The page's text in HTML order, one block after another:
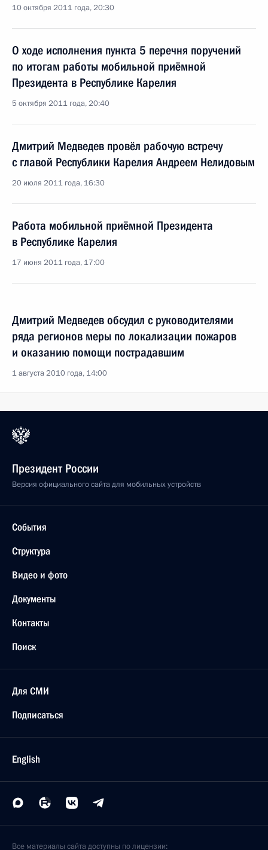
10 октября 2011 года, 20:30
О ходе исполнения пункта 5 перечня поручений
по итогам работы мобильной приёмной
Президента в Республике Карелия
5 октября 2011 года, 20:40
Дмитрий Медведев провёл рабочую встречу
с главой Республики Карелия Андреем Нелидовым
20 июля 2011 года, 16:30
Работа мобильной приёмной Президента
в Республике Карелия
17 июня 2011 года, 17:00
Дмитрий Медведев обсудил с руководителями
ряда регионов меры по локализации пожаров
и оказанию помощи пострадавшим
1 августа 2010 года, 14:00
Президент России
Версия официального сайта для мобильных устройств
События
Структура
Видео и фото
Документы
Контакты
Поиск
Для СМИ
Подписаться
English
Все материалы сайта доступны по лицензии: